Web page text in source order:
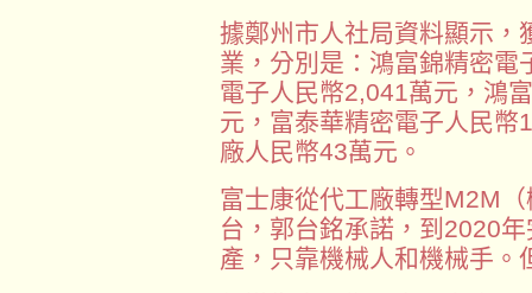
據鄭州市人社局資料顯示，
業，分別是：鴻富錦精密
電子人民幣2,041萬元，鴻
元，富泰華精密電子人民幣
廠人民幣43萬元。
富士康從代工廠轉型M2M
台，郭台銘承諾，到2020
產，只靠機械人和機械手。